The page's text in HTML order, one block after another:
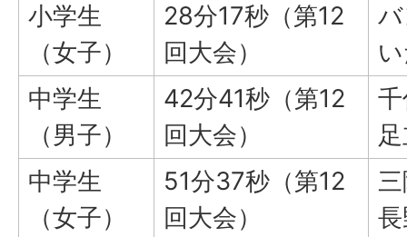
小学生
（女子）
28分17秒（第12
回大会）
中学生
（男子）
42分41秒（第12
回大会）
中学生
（女子）
51分37秒（第12
回大会）